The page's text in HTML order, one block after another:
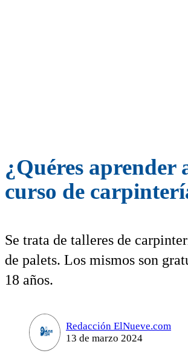
¿Quéres
curso de
Se trata de talleres de
de palets. Los mismos son
18 años.
Redacción ElNueve.com
13 de marzo 2024